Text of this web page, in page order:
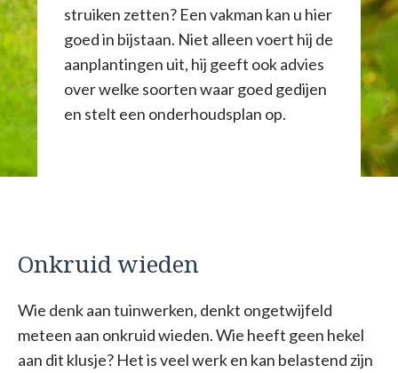
struiken zetten? Een vakman kan u hier
goed in bijstaan. Niet alleen voert hij de
aanplantingen uit, hij geeft ook advies
over welke soorten waar goed gedijen
en stelt een onderhoudsplan op.
Onkruid wieden
Wie denk aan tuinwerken, denkt ongetwijfeld
meteen aan onkruid wieden. Wie heeft geen hekel
aan dit klusje? Het is veel werk en kan belastend zijn